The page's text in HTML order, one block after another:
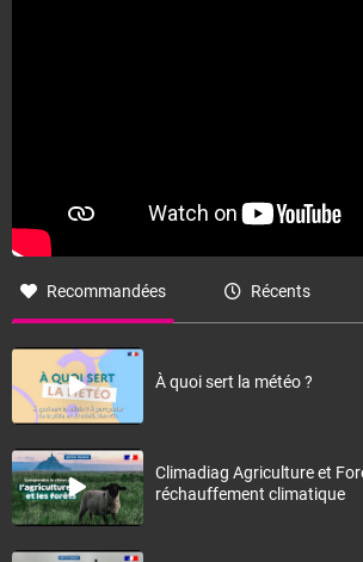
Recommandées Récents
À quoi sert la météo ?
Climadiag Agriculture et
réchauffement climatique